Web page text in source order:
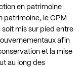
en patrimoine
patrimoine, le CPM
soit mis sur pied entre
afin
et la mise
au long des